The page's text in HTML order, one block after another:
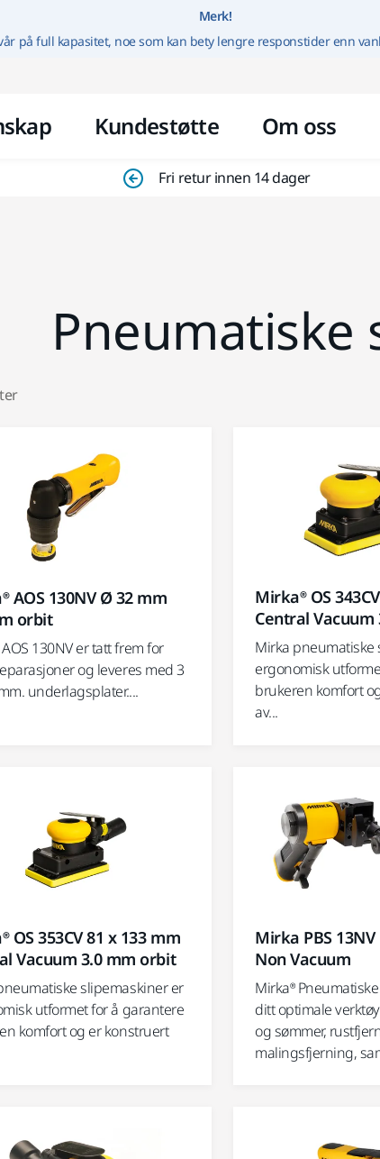
Gå til innhold
Merk!
på full kapasitet, noe som kan bety lengre responstider enn
Kundestøtte Om oss
Fri retur innen 14 dager
Pneumatiske
AOS 130NV Ø 32 mm
orbit
AOS 130NV er tatt frem for
og leveres med 3
underlagsplater....
Mirka® OS
Central
Mirka pneumatiske
ergonomisk
brukeren komfort
av...
OS 353CV 81 x 133 mm
Vacuum 3.0 mm orbit
slipemaskiner er
utformet for å garantere
komfort og er konstruert
Mirka PBS
Non Vacuum
Mirka®
ditt optimale
og sømmer,
malingsfjerning,